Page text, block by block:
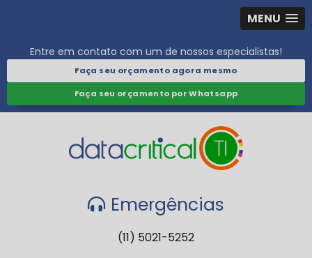
MENU
Entre em contato com um de nossos especialistas!
Faça seu orçamento agora mesmo
Faça seu orçamento por Whatsapp
Emergências
(11) 5021-5252